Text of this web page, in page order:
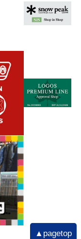
▲pagetop